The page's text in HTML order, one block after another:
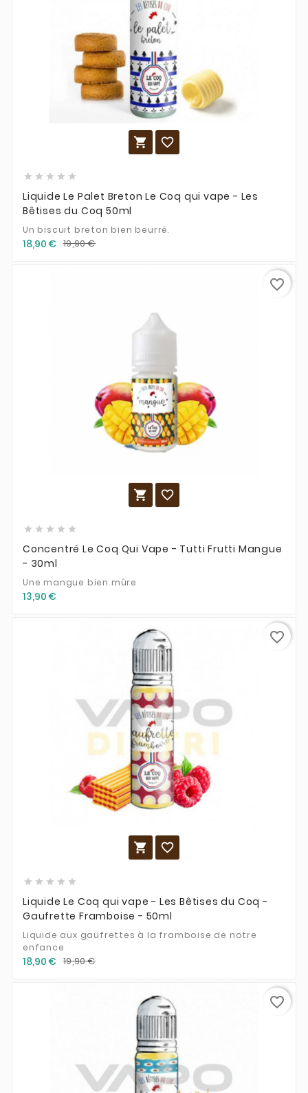
 
    
Liquide Le Palet Breton Le Coq qui vape - Les
Bêtises du Coq 50ml
Un biscuit breton bien beurré.
18,90 € 19,90 €
 
    
Concentré Le Coq Qui Vape - Tutti Frutti Mangue
- 30ml
Une mangue bien mûre
13,90 €
favorite_border
 
    
Liquide Le Coq qui vape - Les Bêtises du Coq -
Gaufrette Framboise - 50ml
Liquide aux gaufrettes à la framboise de notre
enfance
18,90 € 19,90 €
favorite_border
favorite_border